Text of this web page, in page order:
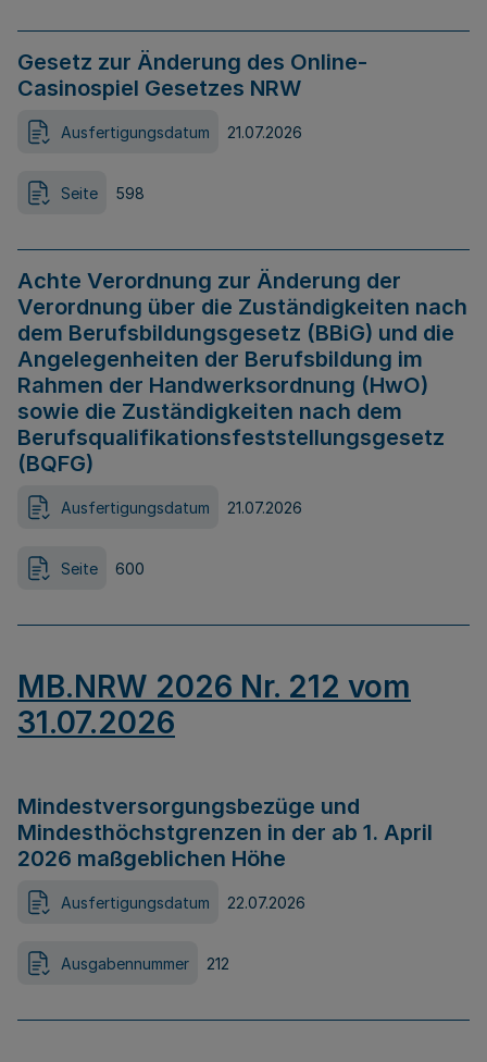
Gesetz zur Änderung des Online-
Casinospiel Gesetzes NRW
Ausfertigungsdatum 21.07.2026
Seite 598
Achte Verordnung zur Änderung der
Verordnung über die Zuständigkeiten nach
dem Berufsbildungsgesetz (BBiG) und die
Angelegenheiten der Berufsbildung im
Rahmen der Handwerksordnung (HwO)
sowie die Zuständigkeiten nach dem
Berufsqualifikationsfeststellungsgesetz
(BQFG)
Ausfertigungsdatum 21.07.2026
Seite 600
MB.NRW 2026 Nr. 212 vom
31.07.2026
Mindestversorgungsbezüge und
Mindesthöchstgrenzen in der ab 1. April
2026 maßgeblichen Höhe
Ausfertigungsdatum 22.07.2026
Ausgabennummer 212